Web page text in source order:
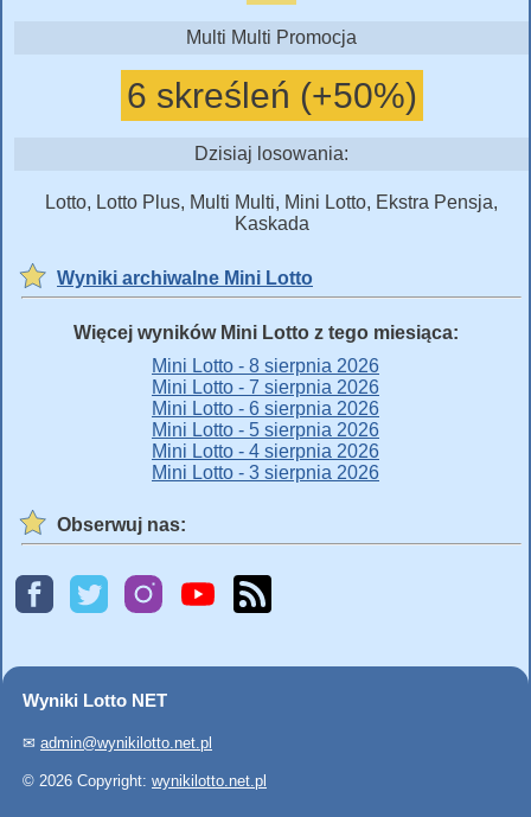
Multi Multi Promocja
6 skreśleń (+50%)
Dzisiaj losowania:
Lotto, Lotto Plus, Multi Multi, Mini Lotto, Ekstra Pensja,
Kaskada
Wyniki archiwalne Mini Lotto
Więcej wyników Mini Lotto z tego miesiąca:
Mini Lotto - 8 sierpnia 2026
Mini Lotto - 7 sierpnia 2026
Mini Lotto - 6 sierpnia 2026
Mini Lotto - 5 sierpnia 2026
Mini Lotto - 4 sierpnia 2026
Mini Lotto - 3 sierpnia 2026
Obserwuj nas:
Wyniki Lotto NET
✉ admin@wynikilotto.net.pl
© 2026 Copyright: wynikilotto.net.pl